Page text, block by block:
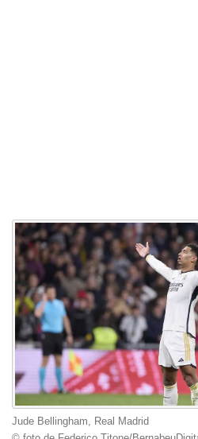
Jude Bellingham, Real Madrid